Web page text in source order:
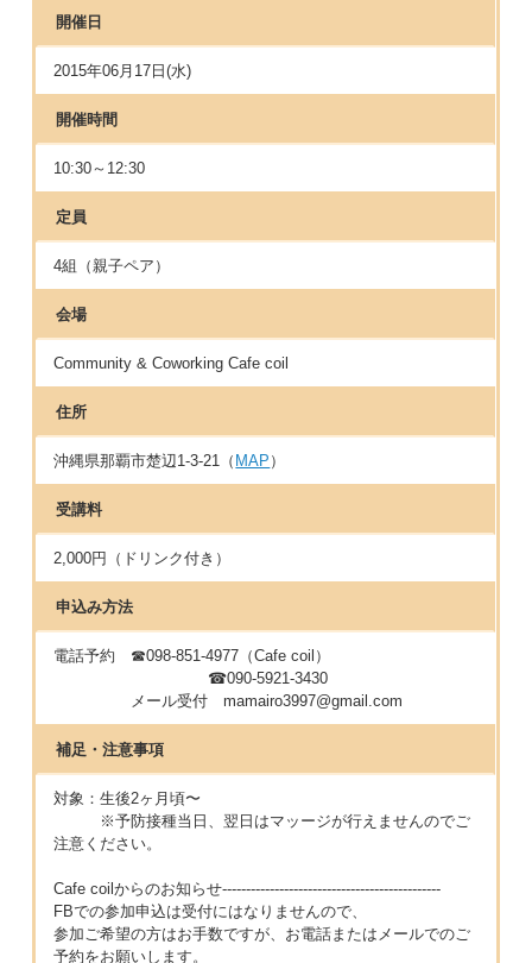
開催日
2015年06月17日(水)
開催時間
10:30～12:30
定員
4組（親子ペア）
会場
Community & Coworking Cafe coil
住所
沖縄県那覇市楚辺1‐3‐21（ MAP ）
受講料
2,000円（ドリンク付き）
申込み方法
電話予約 ☎098-851-4977（Cafe coil）
☎︎090-5921-3430
メール受付 mamairo3997@gmail.com
補足・注意事項
対象：生後2ヶ月頃〜
※予防接種当日、翌日はマッージが行えませんのでご
注意ください。
Cafe coilからのお知らせ----------------------------------------------
FBでの参加申込は受付にはなりませんので、
参加ご希望の方はお手数ですが、お電話またはメールでのご
予約をお願いします。